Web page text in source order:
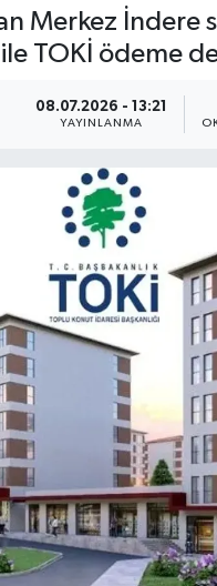
Merkez
ile TOKİ ödeme
08.07.2026 - 13:21
YAYINLANMA